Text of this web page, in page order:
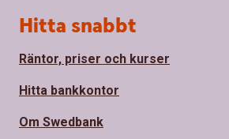
Hitta snabbt
Räntor, priser och kurser
Hitta bankkontor
Om Swedbank